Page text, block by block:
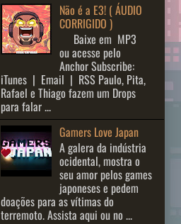
Não é a E3! ( ÁUDIO
CORRIGIDO )
Baixe em MP3
ou acesse pelo
Anchor Subscribe:
iTunes | Email | RSS Paulo, Pita,
Rafael e Thiago fazem um Drops
para falar ...
Gamers Love Japan
A galera da indústria
ocidental, mostra o
seu amor pelos games
japoneses e pedem
doações para as vítimas do
terremoto. Assista aqui ou no ...